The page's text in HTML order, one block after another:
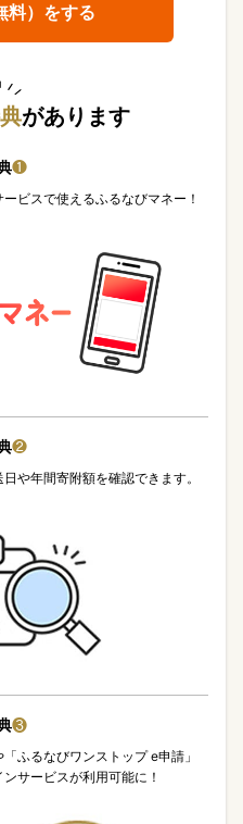
料）をする
があります
❶
ビスで使えるふるなびマネー！
❷
や年間寄附額を確認できます。
❸
ふるなびワンストップ e申請」
サービスが利用可能に！